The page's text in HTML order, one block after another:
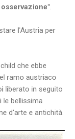
l'Austria per
che ebbe
ramo austriaco
liberato in seguito
le bellissima
d'arte e antichità.